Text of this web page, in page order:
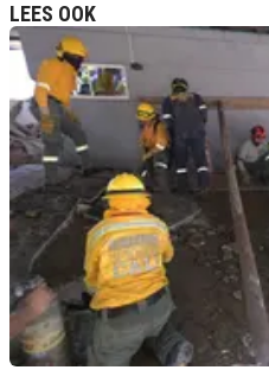
LEES OOK